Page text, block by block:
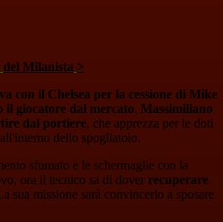
del Milanista >
con il Chelsea per la cessione di Mike
il giocatore dal mercato. Massimiliano
dal portiere, che apprezza per le doti
dello spogliatoio.
sfumato e le schermaglie con la
ora il tecnico sa di dover recuperare
sua missione sarà convincerlo a sposare